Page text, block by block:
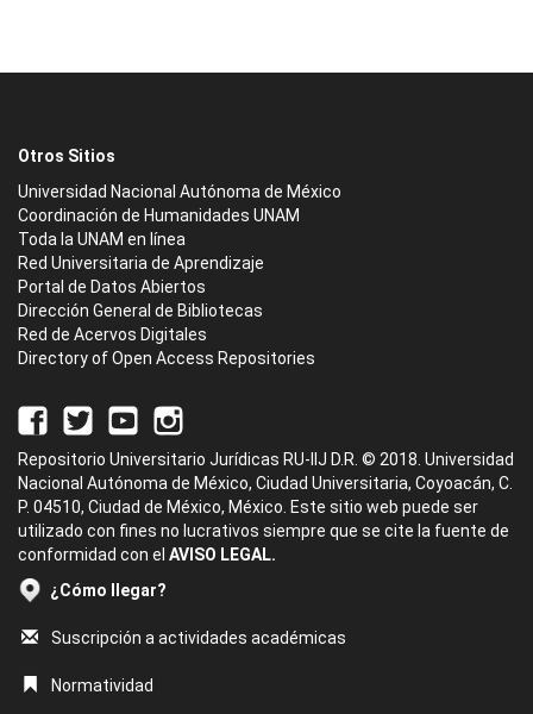
Otros Sitios
Universidad Nacional Autónoma de México
Coordinación de Humanidades UNAM
Toda la UNAM en línea
Red Universitaria de Aprendizaje
Portal de Datos Abiertos
Dirección General de Bibliotecas
Red de Acervos Digitales
Directory of Open Access Repositories
Repositorio Universitario Jurídicas RU-IIJ D.R. © 2018. Universidad
Nacional Autónoma de México, Ciudad Universitaria, Coyoacán, C.
P. 04510, Ciudad de México, México. Este sitio web puede ser
utilizado con fines no lucrativos siempre que se cite la fuente de
conformidad con el AVISO LEGAL.
¿Cómo llegar?
Suscripción a actividades académicas
Normatividad